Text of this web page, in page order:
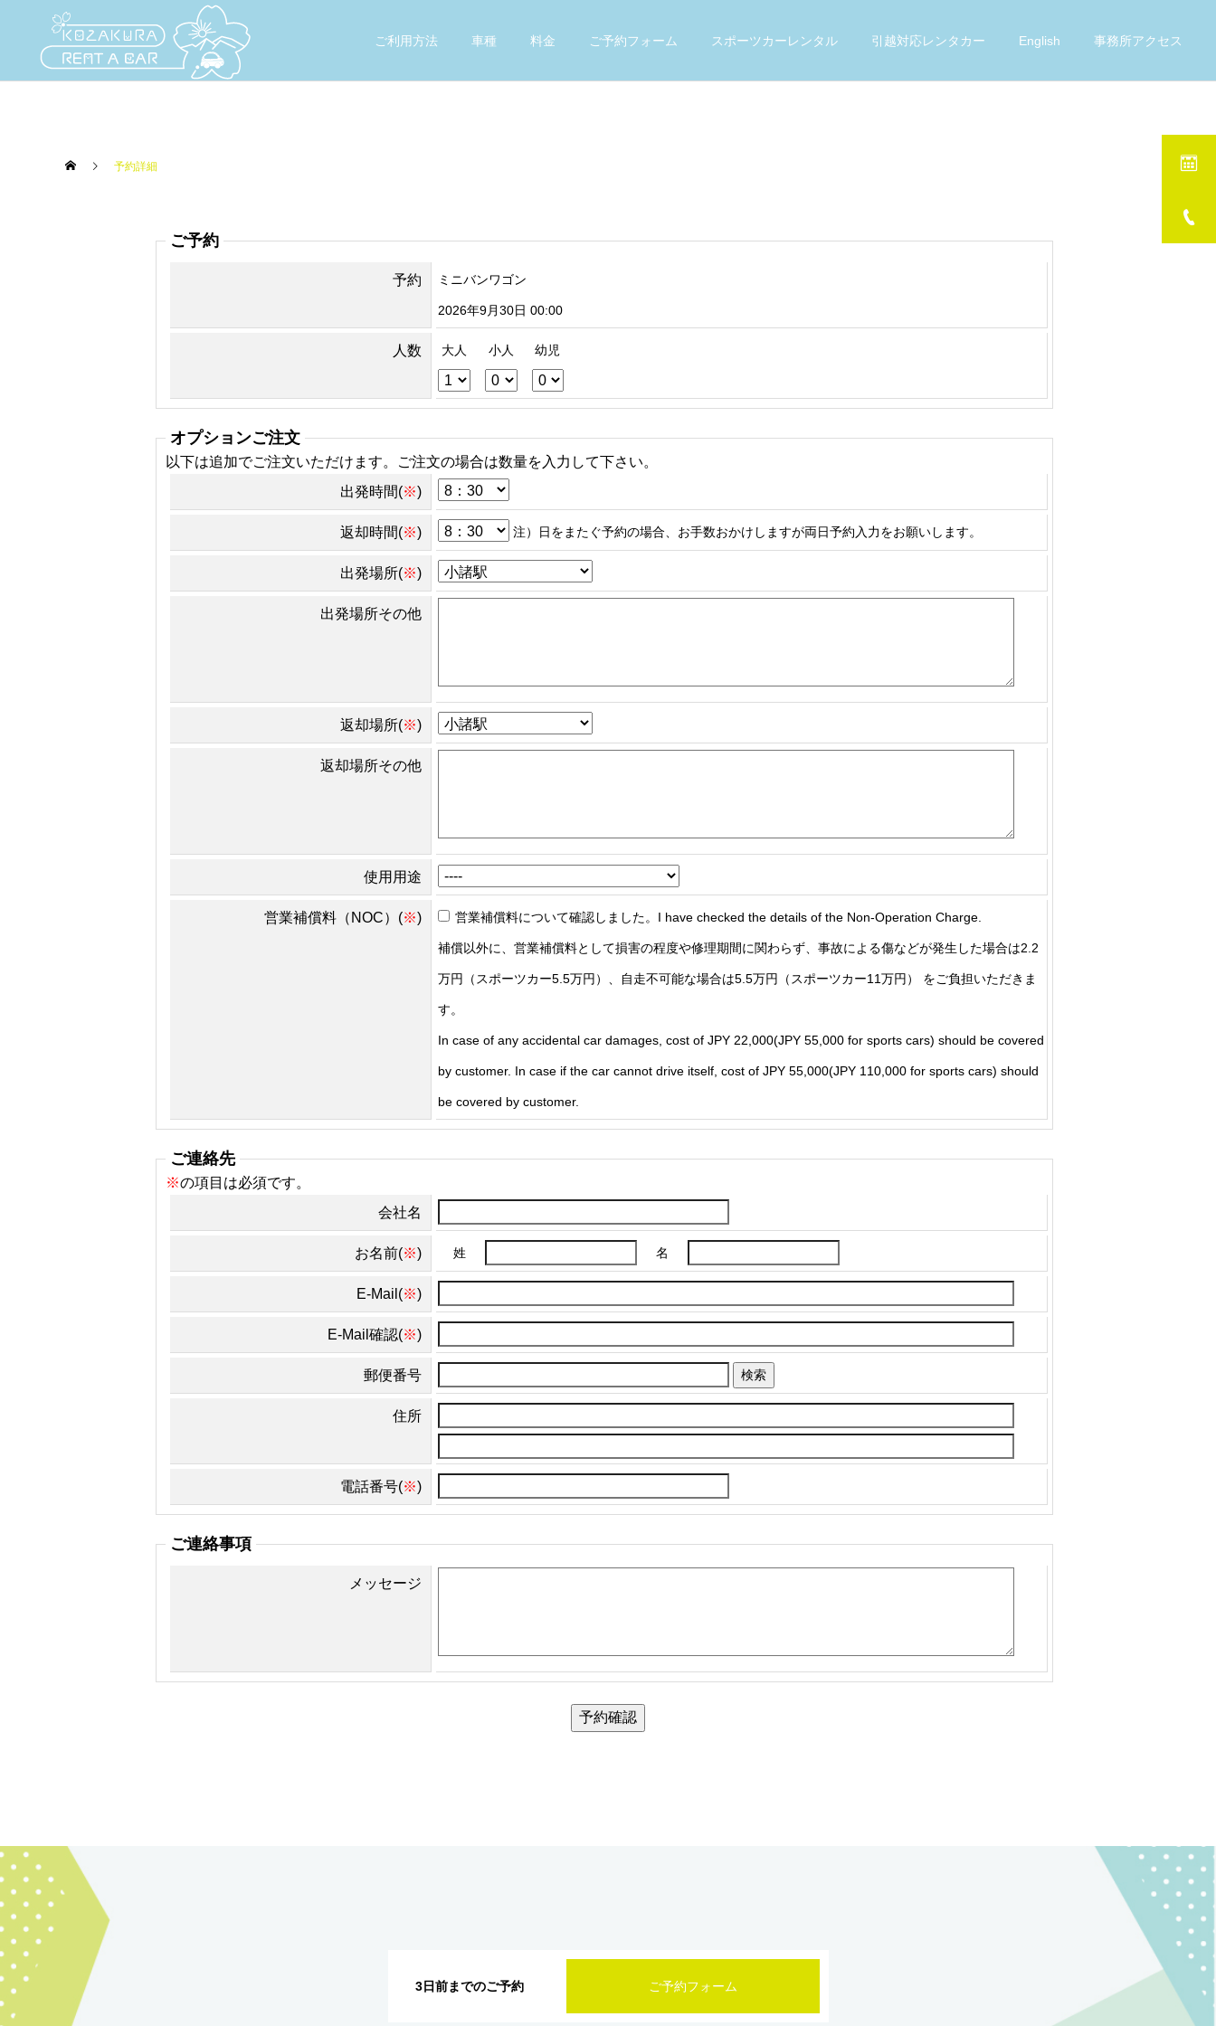
ご利用方法 車種 料金 ご予約フォーム スポーツカーレンタル 引越対応レンタカー English 事務所アクセス
予約詳細
ご予約
予約 ミニバンワゴン
2026年9月30日 00:00
人数 大人 小人 幼児
オプションご注文
以下は追加でご注文いただけます。ご注文の場合は数量を入力して下さい。
出発時間(※)
返却時間(※) 注）日をまたぐ予約の場合、お手数おかけしますが両日予約入力をお願いします。
出発場所(※)
出発場所その他
返却場所(※)
返却場所その他
使用用途
営業補償料（NOC）(※) 営業補償料について確認しました。I have checked the details of the Non-Operation Charge.
補償以外に、営業補償料として損害の程度や修理期間に関わらず、事故による傷などが発生した場合は2.2
万円（スポーツカー5.5万円）、自走不可能な場合は5.5万円（スポーツカー11万円） をご負担いただきま
す。
In case of any accidental car damages, cost of JPY 22,000(JPY 55,000 for sports cars) should be covered
by customer. In case if the car cannot drive itself, cost of JPY 55,000(JPY 110,000 for sports cars) should
be covered by customer.
ご連絡先
※の項目は必須です。
会社名
お名前(※) 姓 名
E-Mail(※)
E-Mail確認(※)
郵便番号 検索
住所
電話番号(※)
ご連絡事項
メッセージ
予約確認
3日前までのご予約 ご予約フォーム